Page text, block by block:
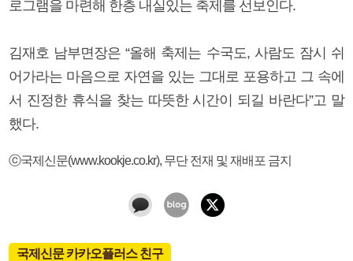
로그램을 마련해 한층 내실있는 축제를 선보인다.
김재호 남부면장은 “올해 축제는 수국도, 사람도 잠시 쉬
어가라는 마음으로 자연을 있는 그대로 포용하고 그 속에
서 진정한 휴식을 찾는 따뜻한 시간이 되길 바란다”고 말
했다.
ⓒ국제신문(www.kookje.co.kr), 무단 전재 및 재배포 금지
국제신문 카카오플러스 친구